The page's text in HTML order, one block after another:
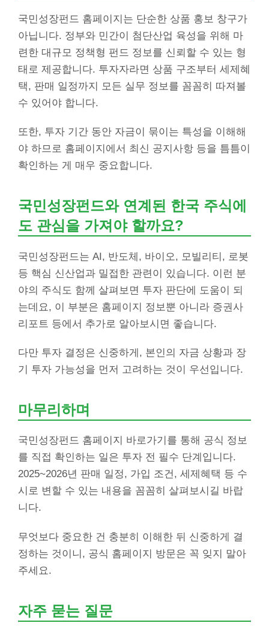
국민성장펀드 홈페이지는 단순한 상품 홍보 창구가
아닙니다. 정부와 민간이 첨단산업 육성을 위해 마
련한 대규모 정책형 펀드 정보를 신뢰할 수 있는 형
태로 제공합니다. 투자자라면 상품 구조부터 세제혜
택, 판매 일정까지 모든 실무 정보를 꼼꼼히 따져볼
수 있어야 합니다.
또한, 투자 기간 동안 자금이 묶이는 특성을 이해해
야 하므로 홈페이지에서 최신 공지사항 등을 틈틈이
확인하는 게 매우 중요합니다.
국민성장펀드와 연계된 한국 주식에
도 관심을 가져야 할까요?
국민성장펀드는 AI, 반도체, 바이오, 모빌리티, 로봇
등 핵심 신산업과 밀접한 관련이 있습니다. 이런 분
야의 주식도 함께 살펴보면 투자 판단에 도움이 되
는데요, 이 부분은 홈페이지 정보뿐 아니라 증권사
리포트 등에서 추가로 알아보시면 좋습니다.
다만 투자 결정은 신중하게, 본인의 자금 상황과 장
기 투자 가능성을 먼저 고려하는 것이 우선입니다.
마무리하며
국민성장펀드 홈페이지 바로가기를 통해 공식 정보
를 직접 확인하는 일은 투자 전 필수 단계입니다.
2025~2026년 판매 일정, 가입 조건, 세제혜택 등 수
시로 변할 수 있는 내용을 꼼꼼히 살펴보시길 바랍
니다.
무엇보다 중요한 건 충분히 이해한 뒤 신중하게 결
정하는 것이니, 공식 홈페이지 방문은 꼭 잊지 말아
주세요.
자주 묻는 질문